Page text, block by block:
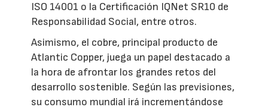
ISO 14001 o la Certificación IQNet SR10 de
Responsabilidad Social, entre otros.
Asimismo, el cobre, principal producto de
Atlantic Copper, juega un papel destacado a
la hora de afrontar los grandes retos del
desarrollo sostenible. Según las previsiones,
su consumo mundial irá incrementándose